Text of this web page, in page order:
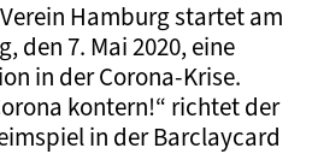
Hamburg startet am
den 7. Mai 2020, eine
in der Corona-Krise.
kontern!“ richtet der
in der Barclaycard